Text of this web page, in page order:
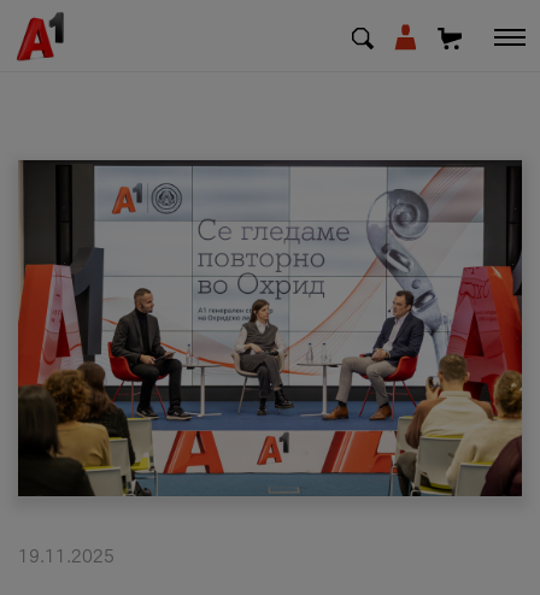
МК SQ
Приватни Деловни
Поддршка
Надополни кредит
19.11.2025